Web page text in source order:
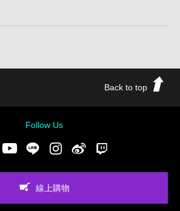
Back to top
Follow Us
FacebookYoutubeLINE Instgram新浪微博
線上購物